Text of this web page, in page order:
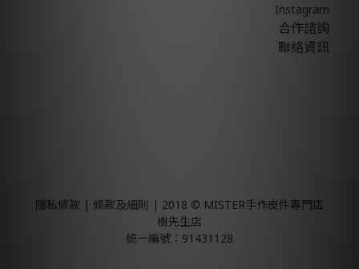
Instagram
合作諮詢
聯絡資訊
隱私條款 | 條款及細則 | 2018 © MISTER手作皮件專門店
樹先生店
統一編號：91431128